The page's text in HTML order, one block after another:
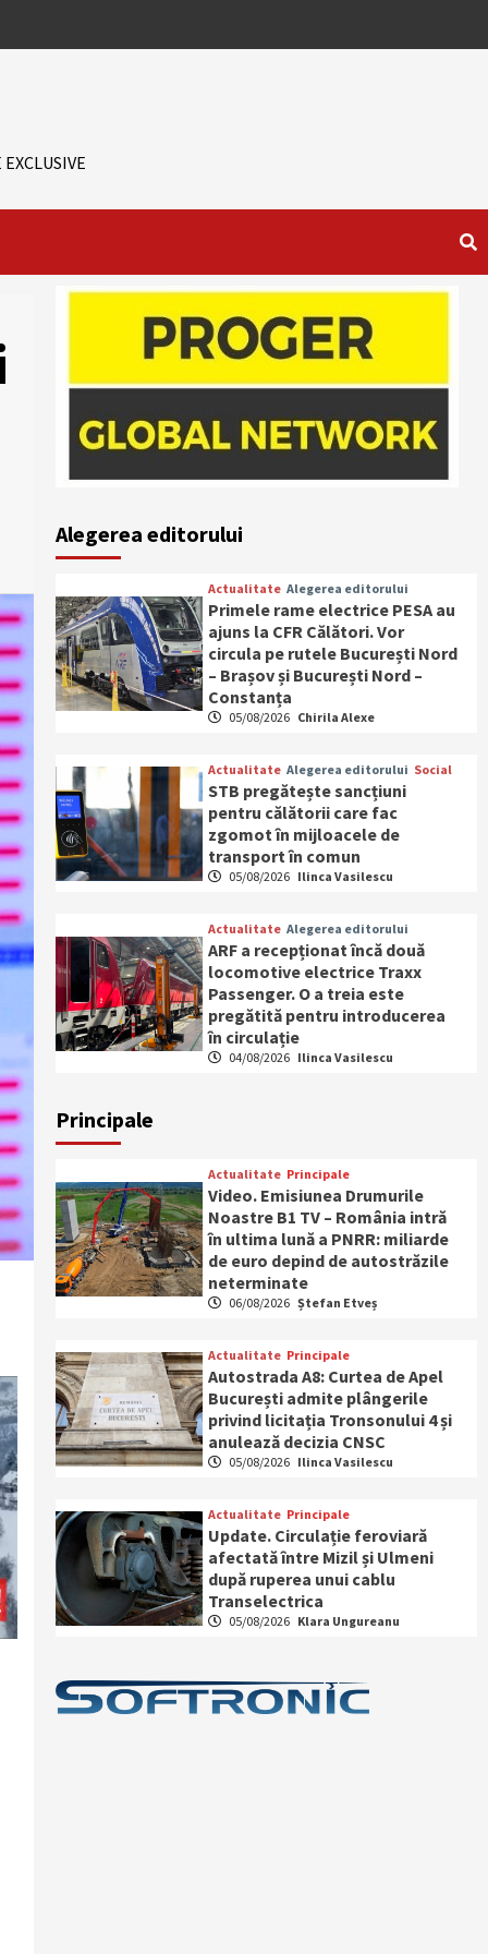
Alegerea editorului
Actualitate Alegerea editorului
Primele rame electrice PESA au
ajuns la CFR Călători. Vor
circula pe rutele București Nord
– Brașov și București Nord –
Constanța
05/08/2026 Chirila Alexe
Actualitate Alegerea editorului Social
STB pregătește sancțiuni
pentru călătorii care fac
zgomot în mijloacele de
transport în comun
05/08/2026 Ilinca Vasilescu
Actualitate Alegerea editorului
ARF a recepționat încă două
locomotive electrice Traxx
Passenger. O a treia este
pregătită pentru introducerea
în circulație
04/08/2026 Ilinca Vasilescu
Principale
Actualitate Principale
Video. Emisiunea Drumurile
Noastre B1 TV – România intră
în ultima lună a PNRR: miliarde
de euro depind de autostrăzile
neterminate
06/08/2026 Ștefan Etveș
Actualitate Principale
Autostrada A8: Curtea de Apel
București admite plângerile
privind licitația Tronsonului 4 și
anulează decizia CNSC
05/08/2026 Ilinca Vasilescu
Actualitate Principale
Update. Circulație feroviară
afectată între Mizil și Ulmeni
după ruperea unui cablu
Transelectrica
05/08/2026 Klara Ungureanu